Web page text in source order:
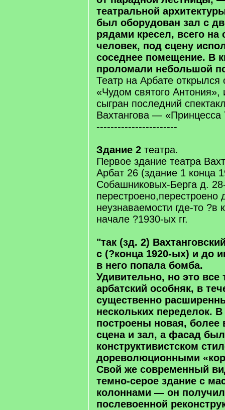
театральной
был оборудован зал с
рядами кресел, всего на
человек, под сцену
соседнее помещение. В
проломали небольшой
Театр на Арбате открылся
«Чудом святого
сыгран последний
Вахтангова — «Принцесса
-----------------------
Здание 2 театра.
Первое здание театра
Арбат 26 (здание 1 конца
Собашниковых-Берга д.
перестроено,перестроено
неузнаваемости где-то ?в
начале ?1930-ых гг.
"так (зд. 2)
с (?конца 1920-ых) и до
в него попала бомба.
Удивительно, но это
арбатский особняк, в
существенно
нескольких переделок.
построены новая, более
сцена и зал, а фасад
конструктивистском
дореволюционными
Свой же современный
темно-серое здание с
колоннами — он получил
послевоенной